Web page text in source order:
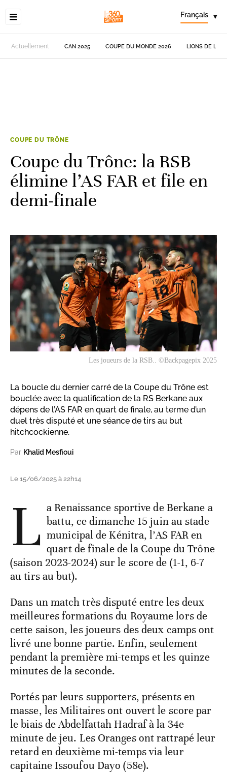
Français ▾
Actuellement CAN 2025 COUPE DU MONDE 2026 LIONS DE
COUPE DU TRÔNE
Coupe du Trône: la RSB
élimine l’AS FAR et file en
demi-finale
Les joueurs de la RSB.. ©Backpagepix 2025
La boucle du dernier carré de la Coupe du Trône est
bouclée avec la qualification de la RS Berkane aux
dépens de l’AS FAR en quart de finale, au terme d’un
duel très disputé et une séance de tirs au but
hitchcockienne.
Par Khalid Mesfioui
Le 15/06/2025 à 22h14
L a Renaissance sportive de Berkane a
battu, ce dimanche 15 juin au stade
municipal de Kénitra, l’AS FAR en
quart de finale de la Coupe du Trône
(saison 2023-2024) sur le score de (1-1, 6-7
au tirs au but).
Dans un match très disputé entre les deux
meilleures formations du Royaume lors de
cette saison, les joueurs des deux camps ont
livré une bonne partie. Enfin, seulement
pendant la première mi-temps et les quinze
minutes de la seconde.
Portés par leurs supporters, présents en
masse, les Militaires ont ouvert le score par
le biais de Abdelfattah Hadraf à la 34e
minute de jeu. Les Oranges ont rattrapé leur
retard en deuxième mi-temps via leur
capitaine Issoufou Dayo (58e).